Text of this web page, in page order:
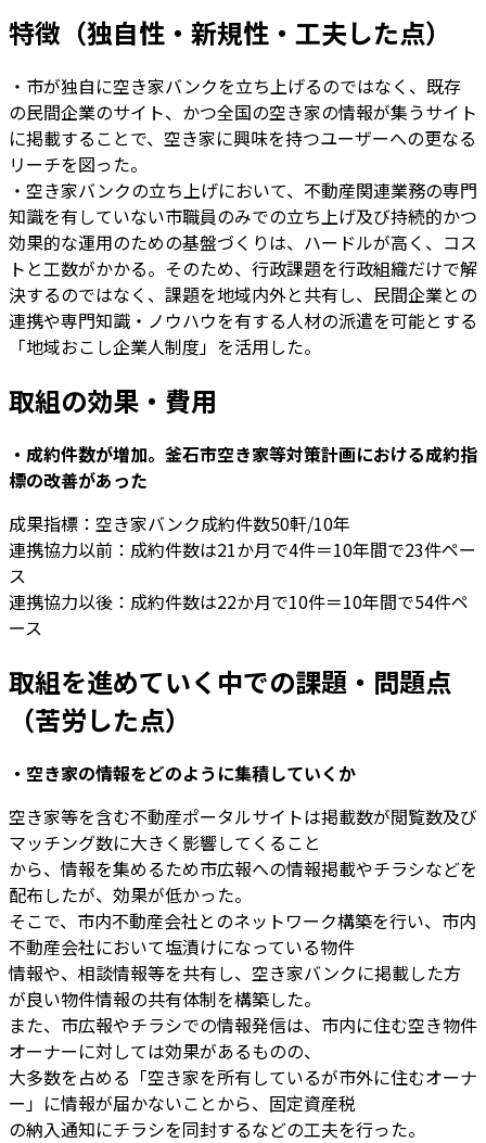
特徴（独自性・新規性・工夫した点）
・市が独自に空き家バンクを立ち上げるのではなく、既存
の民間企業のサイト、かつ全国の空き家の情報が集うサイト
に掲載することで、空き家に興味を持つユーザーへの更なる
リーチを図った。
・空き家バンクの立ち上げにおいて、不動産関連業務の専門
知識を有していない市職員のみでの立ち上げ及び持続的かつ
効果的な運用のための基盤づくりは、ハードルが高く、コス
トと工数がかかる。そのため、行政課題を行政組織だけで解
決するのではなく、課題を地域内外と共有し、民間企業との
連携や専門知識・ノウハウを有する人材の派遣を可能とする
「地域おこし企業人制度」を活用した。
取組の効果・費用
・成約件数が増加。釜石市空き家等対策計画における成約指
標の改善があった
成果指標：空き家バンク成約件数50軒/10年
連携協力以前：成約件数は21か月で4件＝10年間で23件ペー
ス
連携協力以後：成約件数は22か月で10件＝10年間で54件ペ
ース
取組を進めていく中での課題・問題点
（苦労した点）
・空き家の情報をどのように集積していくか
空き家等を含む不動産ポータルサイトは掲載数が閲覧数及び
マッチング数に大きく影響してくること
から、情報を集めるため市広報への情報掲載やチラシなどを
配布したが、効果が低かった。
そこで、市内不動産会社とのネットワーク構築を行い、市内
不動産会社において塩漬けになっている物件
情報や、相談情報等を共有し、空き家バンクに掲載した方
が良い物件情報の共有体制を構築した。
また、市広報やチラシでの情報発信は、市内に住む空き物件
オーナーに対しては効果があるものの、
大多数を占める「空き家を所有しているが市外に住むオーナ
ー」に情報が届かないことから、固定資産税
の納入通知にチラシを同封するなどの工夫を行った。